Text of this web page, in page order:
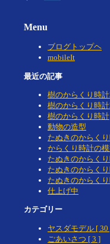
Menu
ブログトップヘ
mobileIt
最近の記事
樹のからくり時
樹のからくり時
樹のからくり時計
動物の造型
たぬきのからく
からくり時計の
たぬきのからく
たぬきのからく
たぬきのからく
仕上げ中
カテゴリー
ヤスダモデル [ 30
ごあいさつ [ 3 ]